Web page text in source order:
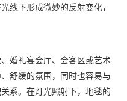
线下形成微妙的反射变化，
婚礼宴会厅、会客区或艺术
舒缓的氛围，同时也容易与
系。在灯光照射下，地毯的